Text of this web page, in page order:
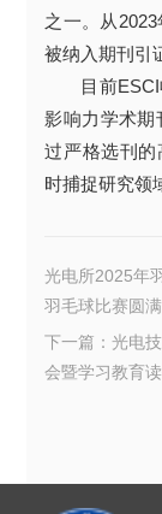
之一。从
被纳入期刊引
目前
影响力学术期
过严格选刊的
时捕捉研究领
光电所2025年
羽毛球比赛圆
下一篇：光电
会暨学习教育